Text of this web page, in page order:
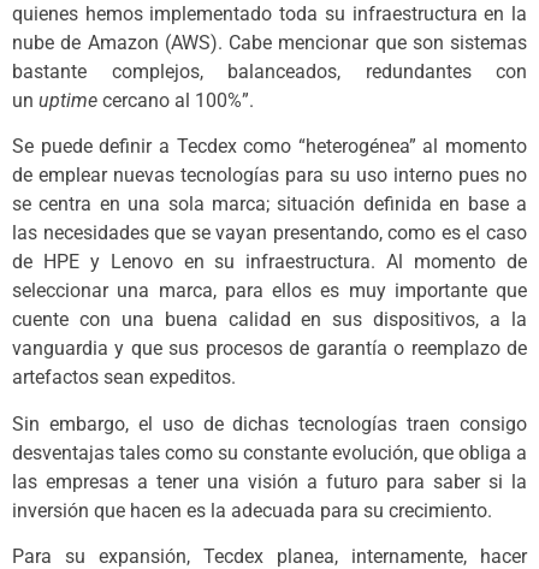
quienes hemos implementado toda su infraestructura en la
nube de Amazon (AWS). Cabe mencionar que son sistemas
bastante complejos, balanceados, redundantes con
un uptime cercano al 100%”.
Se puede definir a Tecdex como “heterogénea” al momento
de emplear nuevas tecnologías para su uso interno pues no
se centra en una sola marca; situación definida en base a
las necesidades que se vayan presentando, como es el caso
de HPE y Lenovo en su infraestructura. Al momento de
seleccionar una marca, para ellos es muy importante que
cuente con una buena calidad en sus dispositivos, a la
vanguardia y que sus procesos de garantía o reemplazo de
artefactos sean expeditos.
Sin embargo, el uso de dichas tecnologías traen consigo
desventajas tales como su constante evolución, que obliga a
las empresas a tener una visión a futuro para saber si la
inversión que hacen es la adecuada para su crecimiento.
Para su expansión, Tecdex planea, internamente, hacer